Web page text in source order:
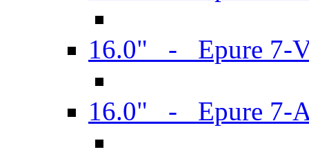
16.0" - Epure 7-
16.0" - Epure 7-